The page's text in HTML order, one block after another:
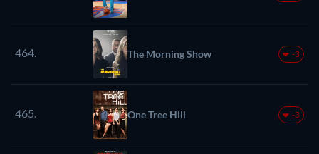
464. The Morning Show -3
465. One Tree Hill -3